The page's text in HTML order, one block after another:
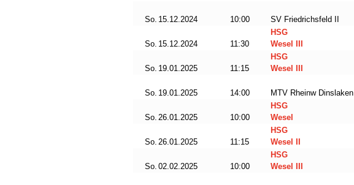
So. 15.12.2024 10:00 SV Friedrichsfeld II
So. 15.12.2024 11:30
HSG
Wesel III
So. 19.01.2025 11:15
HSG
Wesel III
So. 19.01.2025 14:00 MTV Rheinw Dinslaken
So. 26.01.2025 10:00
HSG
Wesel
So. 26.01.2025 11:15
HSG
Wesel II
So. 02.02.2025 10:00
HSG
Wesel III